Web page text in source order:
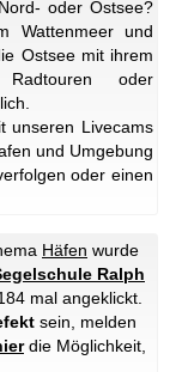
oder Ostsee?
Wattenmeer und
Ostsee mit ihrem
oder
unseren Livecams
und Umgebung
oder einen
Häfen wurde
Ralph
mal angeklickt.
sein, melden
die Möglichkeit,